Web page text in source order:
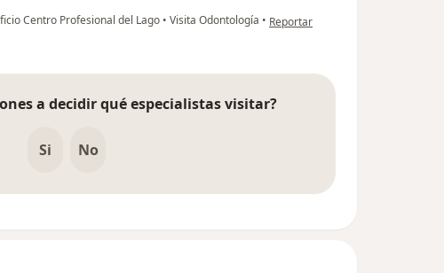
Centro Profesional del Lago • Visita Odontología • en opinión del usuario GM
Reportar
a decidir qué especialistas visitar?
Si No